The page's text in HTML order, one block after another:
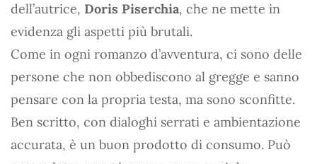
dell’autrice, Doris Piserchia, che ne mette in
evidenza gli aspetti più brutali.
Come in ogni romanzo d’avventura, ci sono delle
persone che non obbediscono al gregge e sanno
pensare con la propria testa, ma sono sconfitte.
Ben scritto, con dialoghi serrati e ambientazione
accurata, è un buon prodotto di consumo. Può